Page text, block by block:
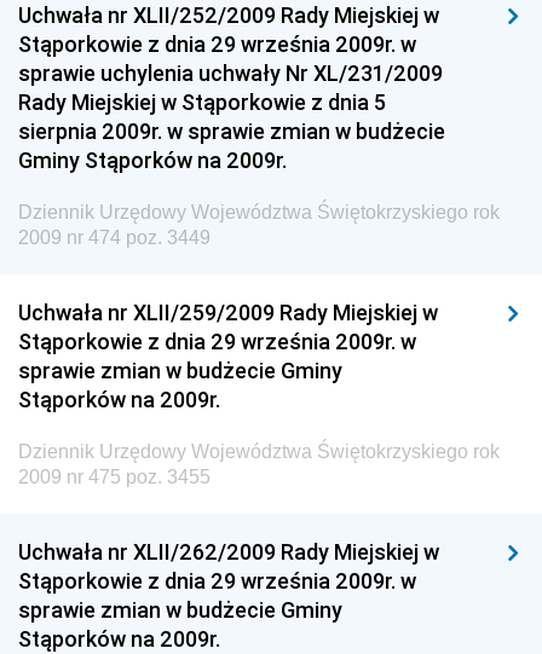
Dziennik Urzędowy Ministra Sportu
Dziennik Urzędowy Ministra Funduszy i Polityki
Regionalnej
Dziennik Urzędowy Ministra Aktywów Państwowych
Dziennik Urzędowy Ministra Zdrowia
Dziennik Urzędowy Ministra Środowiska i Głównego
Inspektora Ochrony Środowiska
Dziennik Urzędowy Ministerstwa Kultury, Dziedzictwa
Narodowego i Sportu
Dziennik Urzędowy Ministra Finansów, Funduszy i
Dziennik Urzędowy Ministra Rozwoju, Pracy i
Dziennik Urzędowy Ministra Kultury, Dziedzictwa
Narodowego i Sportu
Dziennik Urzędowy Ministra Rodziny i Polityki
Społecznej
Uchwała nr XLII/252/2009 Rady Miejskiej w
Stąporkowie z dnia 29 września 2009r. w
sprawie uchylenia uchwały Nr XL/231/2009
Rady Miejskiej w Stąporkowie z dnia 5
sierpnia 2009r. w sprawie zmian w budżecie
Gminy Stąporków na 2009r.
Dziennik Urzędowy Województwa Świętokrzyskiego rok
2009 nr 474 poz. 3449
Uchwała nr XLII/259/2009 Rady Miejskiej w
Stąporkowie z dnia 29 września 2009r. w
sprawie zmian w budżecie Gminy
Stąporków na 2009r.
Dziennik Urzędowy Województwa Świętokrzyskiego rok
2009 nr 475 poz. 3455
Uchwała nr XLII/262/2009 Rady Miejskiej w
Stąporkowie z dnia 29 września 2009r. w
sprawie zmian w budżecie Gminy
Stąporków na 2009r.